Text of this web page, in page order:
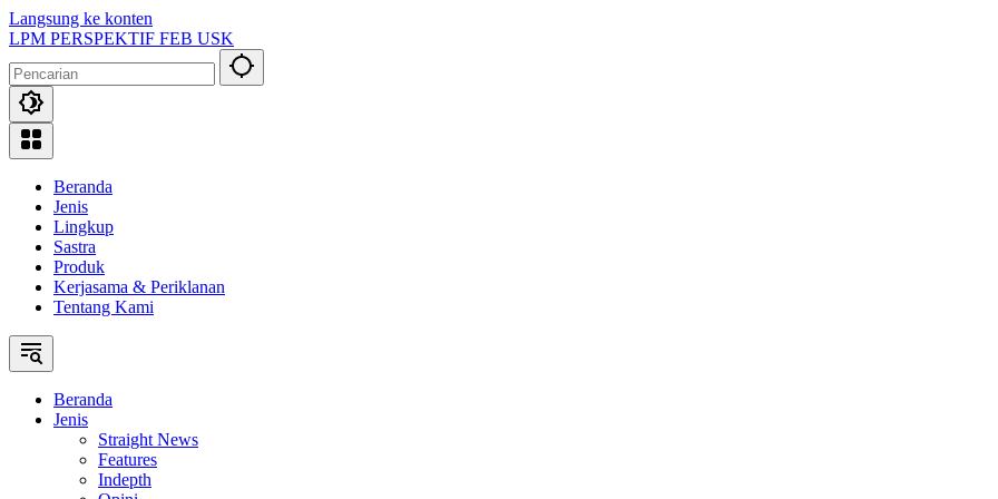
Langsung ke konten
LPM PERSPEKTIF FEB USK
Beranda
Jenis
Lingkup
Sastra
Produk
Kerjasama & Periklanan
Tentang Kami
Beranda
Jenis
Straight News
Features
Indepth